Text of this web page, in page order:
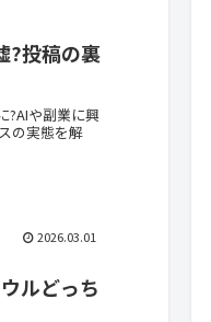
?投稿の裏
?AIや副業に興
の実態を解
2026.03.01
ルどっち